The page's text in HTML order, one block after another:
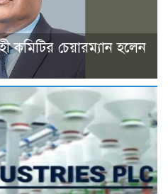
কমিটির চেয়ারম্যান হলেন